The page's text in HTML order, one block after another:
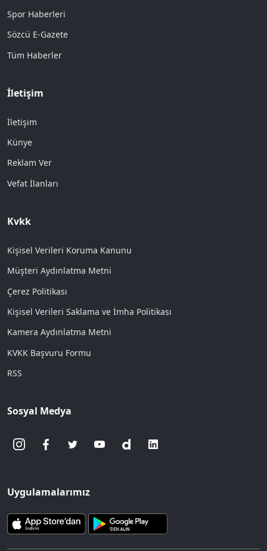
Spor Haberleri
Sözcü E-Gazete
Tüm Haberler
İletişim
İletişim
Künye
Reklam Ver
Vefat İlanları
Kvkk
Kişisel Verileri Koruma Kanunu
Müşteri Aydınlatma Metni
Çerez Politikası
Kişisel Verileri Saklama ve İmha Politikası
Kamera Aydınlatma Metni
KVKK Başvuru Formu
RSS
Sosyal Medya
Uygulamalarımız